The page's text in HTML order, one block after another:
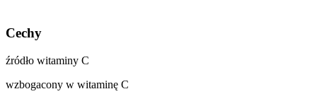
Cechy
źródło witaminy C
wzbogacony w witaminę C